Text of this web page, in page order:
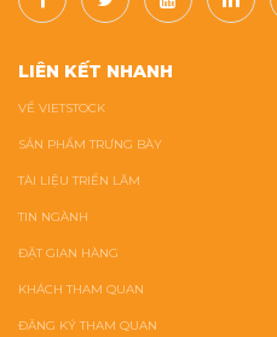
LIÊN KẾT NHANH
VỀ VIETSTOCK
SẢN PHẨM TRƯNG BÀY
TÀI LIỆU TRIỂN LÃM
TIN NGÀNH
ĐẶT GIAN HÀNG
KHÁCH THAM QUAN
ĐĂNG KÝ THAM QUAN